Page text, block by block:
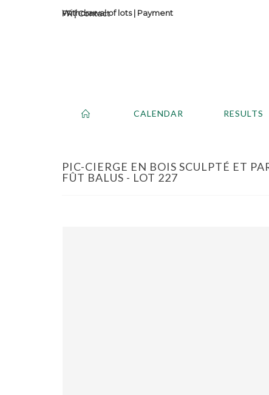
Contact
Withdrawal of lots| Payment
CALENDAR RESULTS
PIC-CIERGE EN BOIS SCULPTÉ ET
FÛT BALUS - LOT 227